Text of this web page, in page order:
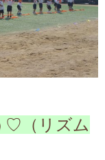
（リズム